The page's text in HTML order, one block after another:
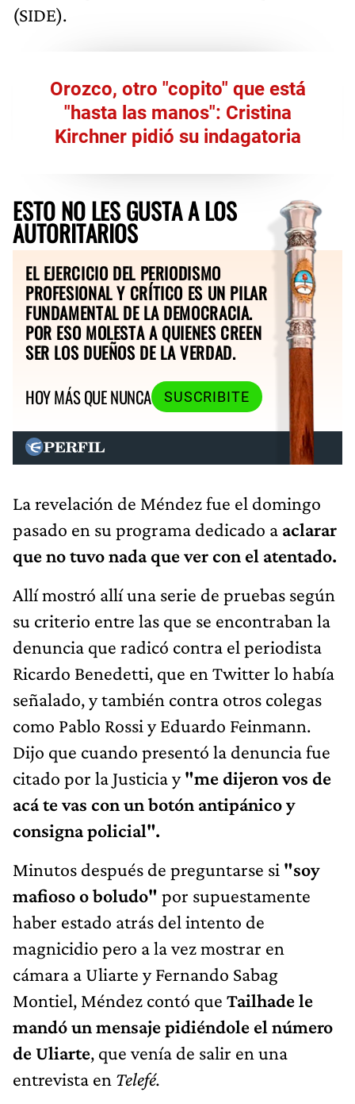
(SIDE).
Orozco, otro "copito" que está
"hasta las manos": Cristina
Kirchner pidió su indagatoria
ESTO NO LES GUSTA A LOS
AUTORITARIOS
EL EJERCICIO DEL PERIODISMO
PROFESIONAL Y CRÍTICO ES UN PILAR
FUNDAMENTAL DE LA DEMOCRACIA.
POR ESO MOLESTA A QUIENES CREEN
SER LOS DUEÑOS DE LA VERDAD.
HOY MÁS QUE NUNCA
SUSCRIBITE
La revelación de Méndez fue el domingo
pasado en su programa dedicado a aclarar
que no tuvo nada que ver con el atentado.
Allí mostró allí una serie de pruebas según
su criterio entre las que se encontraban la
denuncia que radicó contra el periodista
Ricardo Benedetti, que en Twitter lo había
señalado, y también contra otros colegas
como Pablo Rossi y Eduardo Feinmann.
Dijo que cuando presentó la denuncia fue
citado por la Justicia y"me dijeron vos de
acá te vas con un botón antipánico y
consigna policial".
Minutos después de preguntarse si "soy
mafioso o boludo" por supuestamente
haber estado atrás del intento de
magnicidio pero a la vez mostrar en
cámara a Uliarte y Fernando Sabag
Montiel, Méndez contó que Tailhade le
mandó un mensaje pidiéndole el número
de Uliarte, que venía de salir en una
entrevista en Telefé.